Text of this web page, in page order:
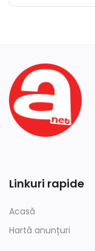
Linkuri rapide
Acasă
Hartă anunțuri